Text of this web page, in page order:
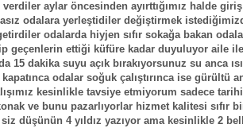
verdiler aylar öncesinden ayırttığımız halde
odalara yerleştidiler değiştirmek
odalarda hiyjen sıfır sokağa bakan
geçenlerin ettiği küfüre kadar duyuluyor aile
15 dakika suyu açık bırakıyorsunuz su anca
odalar soğuk çalıştırınca ise gürültü
kesinlikle tavsiye etmiyorum sadece
ve bunu pazarlıyorlar hizmet kalitesi sıfır
düşünün 4 yıldız yazıyor ama kesinlikle 2